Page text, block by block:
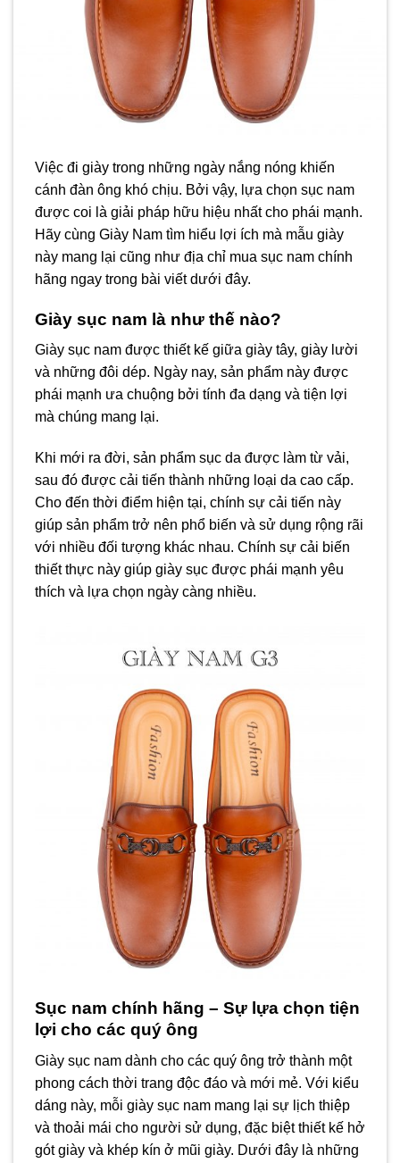
Việc đi giày trong những ngày nắng nóng khiến
cánh đàn ông khó chịu. Bởi vậy, lựa chọn sục nam
được coi là giải pháp hữu hiệu nhất cho phái mạnh.
Hãy cùng Giày Nam tìm hiểu lợi ích mà mẫu giày
này mang lại cũng như địa chỉ mua sục nam chính
hãng ngay trong bài viết dưới đây.
Giày sục nam là như thế nào?
Giày sục nam được thiết kế giữa giày tây, giày lười
và những đôi dép. Ngày nay, sản phẩm này được
phái mạnh ưa chuộng bởi tính đa dạng và tiện lợi
mà chúng mang lại.
Khi mới ra đời, sản phẩm sục da được làm từ vải,
sau đó được cải tiến thành những loại da cao cấp.
Cho đến thời điểm hiện tại, chính sự cải tiến này
giúp sản phẩm trở nên phổ biến và sử dụng rộng rãi
với nhiều đối tượng khác nhau. Chính sự cải biến
thiết thực này giúp giày sục được phái mạnh yêu
thích và lựa chọn ngày càng nhiều.
Sục nam chính hãng – Sự lựa chọn tiện
lợi cho các quý ông
Giày sục nam dành cho các quý ông trở thành một
phong cách thời trang độc đáo và mới mẻ. Với kiểu
dáng này, mỗi giày sục nam mang lại sự lịch thiệp
và thoải mái cho người sử dụng, đặc biệt thiết kế hở
gót giày và khép kín ở mũi giày. Dưới đây là những